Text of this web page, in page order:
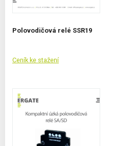
Polovodičová relé SSR19
Ceník ke stažení